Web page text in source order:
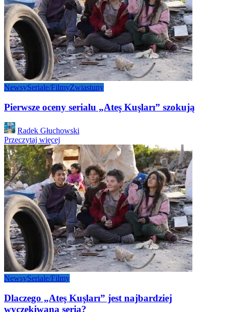
NewsySeriale/FilmyZwiastuny
Pierwsze oceny serialu „Ateş Kuşları” szokują
Posted
by
Radek Głuchowski
Przeczytaj więcej
NewsySeriale/Filmy
Dlaczego „Ateş Kuşları” jest najbardziej
wyczekiwaną serią?